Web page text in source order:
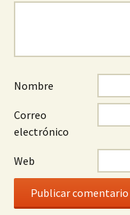
Nombre
Correo
electrónico
Web